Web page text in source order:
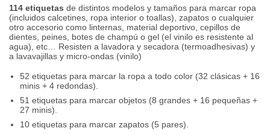
114 etiquetas de distintos modelos y tamaños para marcar ropa
(incluidos calcetines, ropa interior o toallas), zapatos o cualquier
otro accesorio como linternas, material deportivo, cepillos de
dientes, peines, botes de champú o gel (el vinilo es resistente al
agua), etc… Resisten a lavadora y secadora (termoadhesivas) y
a lavavajillas y micro-ondas (vinilo)
52 etiquetas para marcar la ropa a todo color (32 clásicas + 16
minis + 4 redondas).
51 etiquetas para marcar objetos (8 grandes + 16 pequeñas +
27 minis).
10 etiquetas para marcar zapatos (5 pares).